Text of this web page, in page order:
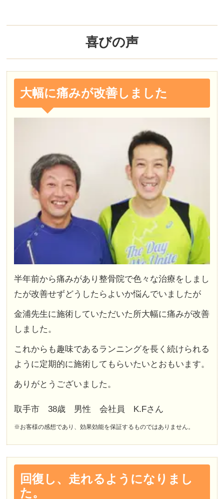
喜びの声
大幅に痛みが改善しました
半年前から痛みがあり整骨院で色々な治療をしまし
たが改善せずどうしたらよいか悩んでいましたが
金浦先生に施術していただいた所大幅に痛みが改善
しました。
これからも趣味であるランニングを長く続けられる
ように定期的に施術してもらいたいとおもいます。
ありがとうございました。
取手市 38歳 男性 会社員 K.Fさん
※お客様の感想であり、効果効能を保証するものではありません。
回復し、走れるようになりまし
た。